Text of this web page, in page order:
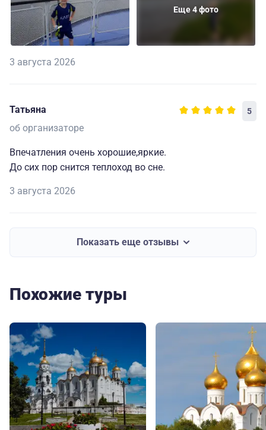
Еще 4 фото
3 августа 2026
Татьяна 5
об организаторе
Впечатления очень хорошие,яркие.
До сих пор снится теплоход во сне.
3 августа 2026
Показать еще отзывы
Похожие туры